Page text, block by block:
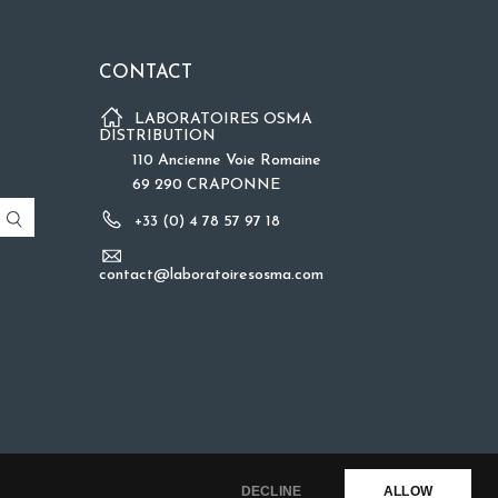
DECLINE ALLOW
CONTACT
LABORATOIRES OSMA
DISTRIBUTION
110 Ancienne Voie Romaine
69 290 CRAPONNE
+33 (0) 4 78 57 97 18
contact@laboratoiresosma.com